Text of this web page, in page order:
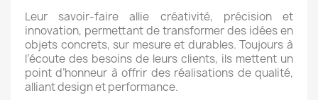
Leur savoir-faire allie créativité, précision et
innovation, permettant de transformer des idées en
objets concrets, sur mesure et durables. Toujours à
l’écoute des besoins de leurs clients, ils mettent un
point d’honneur à offrir des réalisations de qualité,
alliant design et performance.